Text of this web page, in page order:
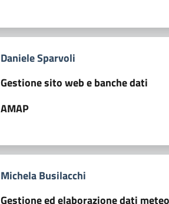
Daniele Sparvoli
Gestione sito web e banche dati
AMAP
Michela Busilacchi
Gestione ed elaborazione dati meteo